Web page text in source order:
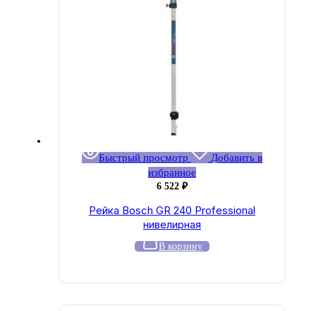
Быстрый просмотр
Добавить в
избранное
6 522 ₽
Рейка Bosch GR 240 Professional
нивелирная
В корзину